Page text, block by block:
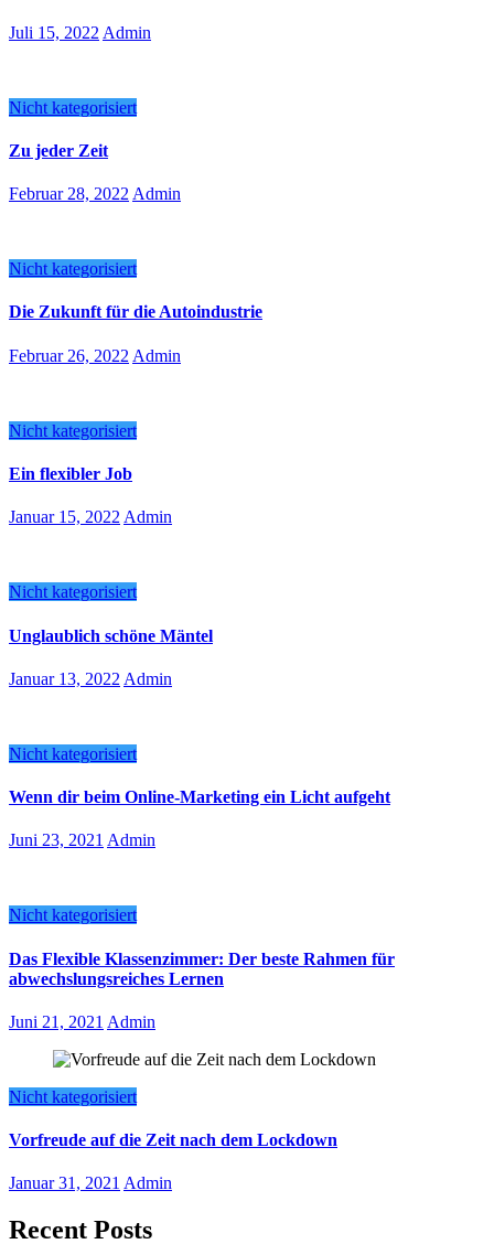
Juli 15, 2022 Admin
Nicht kategorisiert
Zu jeder Zeit
Februar 28, 2022 Admin
Nicht kategorisiert
Die Zukunft für die Autoindustrie
Februar 26, 2022 Admin
Nicht kategorisiert
Ein flexibler Job
Januar 15, 2022 Admin
Nicht kategorisiert
Unglaublich schöne Mäntel
Januar 13, 2022 Admin
Nicht kategorisiert
Wenn dir beim Online-Marketing ein Licht aufgeht
Juni 23, 2021 Admin
Nicht kategorisiert
Das Flexible Klassenzimmer: Der beste Rahmen für
abwechslungsreiches Lernen
Juni 21, 2021 Admin
Nicht kategorisiert
Vorfreude auf die Zeit nach dem Lockdown
Januar 31, 2021 Admin
Recent Posts